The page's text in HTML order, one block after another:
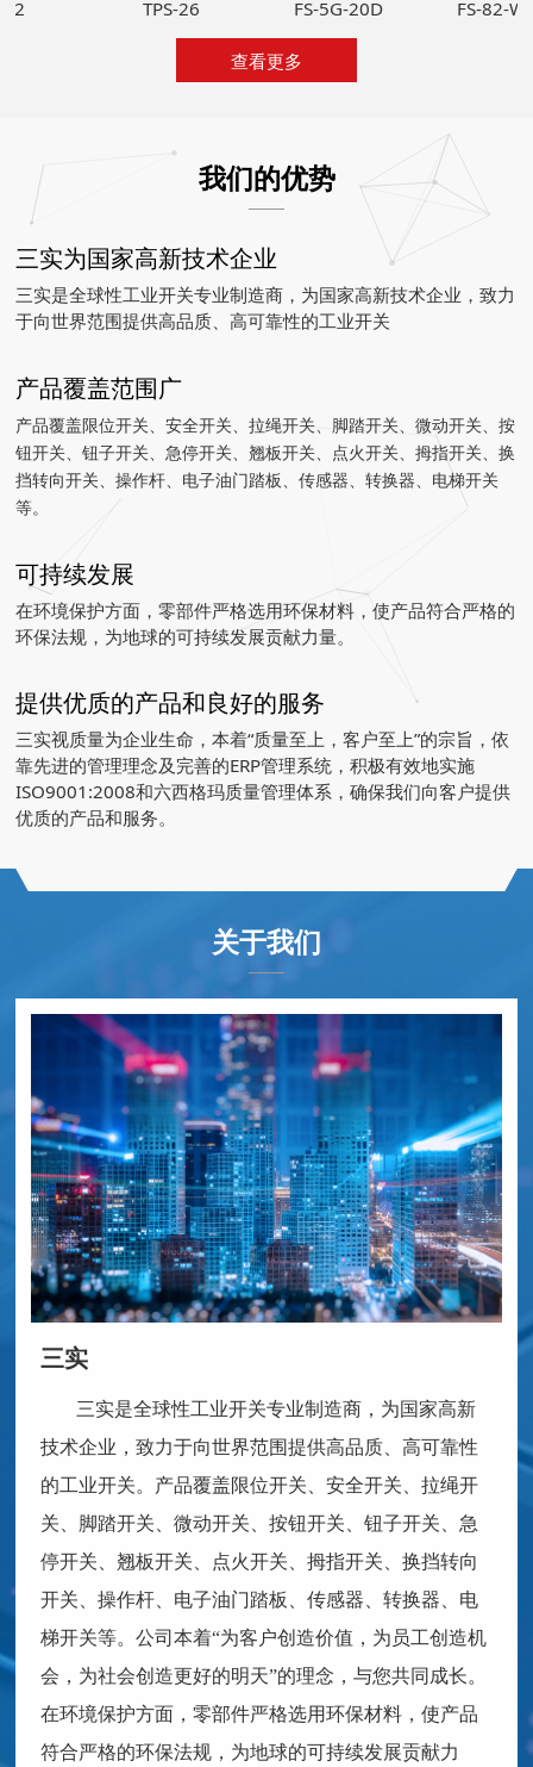
FS-5G-20D
查看更多
我们的优势
三实为国家高新技术企业
三实是全球性工业开关专业制造商，为国家高新技术企业，致力
于向世界范围提供高品质、高可靠性的工业开关
产品覆盖范围广
产品覆盖限位开关、安全开关、拉绳开关、脚踏开关、微动开关、按
钮开关、钮子开关、急停开关、翘板开关、点火开关、拇指开关、换
挡转向开关、操作杆、电子油门踏板、传感器、转换器、电梯开关
等。
可持续发展
在环境保护方面，零部件严格选用环保材料，使产品符合严格的
环保法规，为地球的可持续发展贡献力量。
提供优质的产品和良好的服务
三实视质量为企业生命，本着“质量至上，客户至上”的宗旨，依
靠先进的管理理念及完善的ERP管理系统，积极有效地实施
ISO9001:2008和六西格玛质量管理体系，确保我们向客户提供
优质的产品和服务。
关于我们
三实
三实是全球性工业开关专业制造商，为国家高新
技术企业，致力于向世界范围提供高品质、高可靠性
的工业开关。产品覆盖限位开关、安全开关、拉绳开
关、脚踏开关、微动开关、按钮开关、钮子开关、急
停开关、翘板开关、点火开关、拇指开关、换挡转向
开关、操作杆、电子油门踏板、传感器、转换器、电
梯开关等。公司本着“为客户创造价值，为员工创造机
会，为社会创造更好的明天”的理念，与您共同成长。
在环境保护方面，零部件严格选用环保材料，使产品
符合严格的环保法规，为地球的可持续发展贡献力